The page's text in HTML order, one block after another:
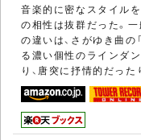
音楽的に密なスタイル
の相性は抜群だった。
の違いは、さがゆき曲の
る濃い個性のラインダ
り、唐突に抒情的だった